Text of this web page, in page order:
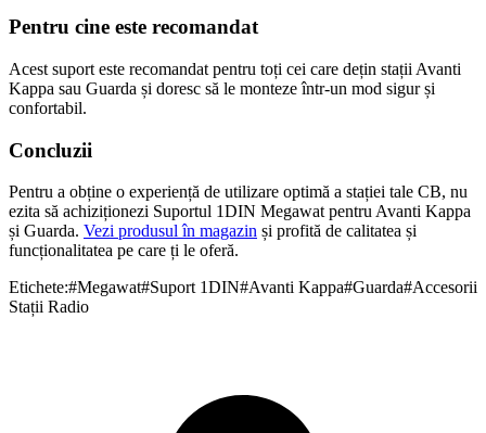
Pentru cine este recomandat
Acest suport este recomandat pentru toți cei care dețin stații Avanti
Kappa sau Guarda și doresc să le monteze într-un mod sigur și
confortabil.
Concluzii
Pentru a obține o experiență de utilizare optimă a stației tale CB, nu
ezita să achiziționezi Suportul 1DIN Megawat pentru Avanti Kappa
și Guarda. Vezi produsul în magazin și profită de calitatea și
funcționalitatea pe care ți le oferă.
Etichete:#Megawat#Suport 1DIN#Avanti Kappa#Guarda#Accesorii
Stații Radio